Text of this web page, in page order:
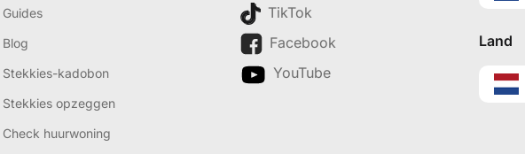
Guides
Blog
Stekkies-kadobon
Stekkies opzeggen
Check huurwoning
TikTok
Facebook
YouTube
Land